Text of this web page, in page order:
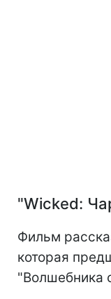
"Wicked:
Фильм
которая
"Волшебника